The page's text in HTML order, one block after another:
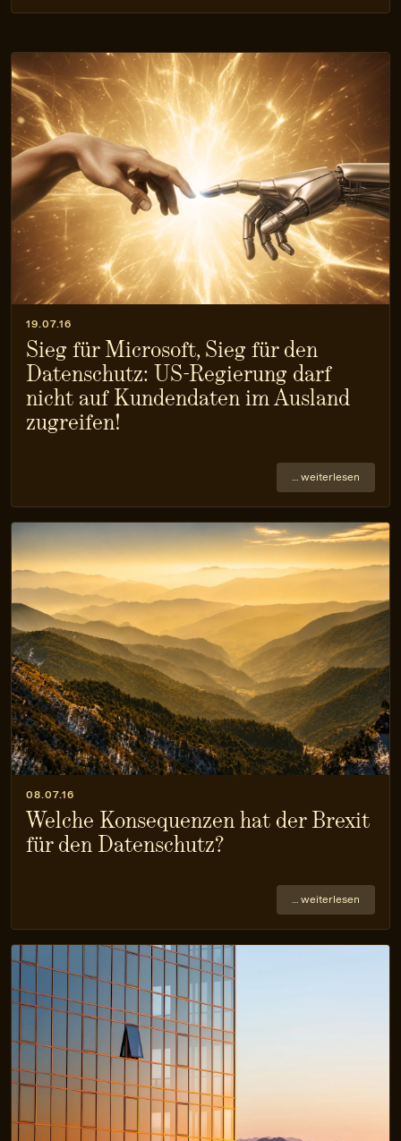
19.07.16
Sieg für Microsoft, Sieg für den
Datenschutz: US-Regierung darf
nicht auf Kundendaten im Ausland
zugreifen!
… weiterlesen
08.07.16
Welche Konsequenzen hat der Brexit
für den Datenschutz?
… weiterlesen